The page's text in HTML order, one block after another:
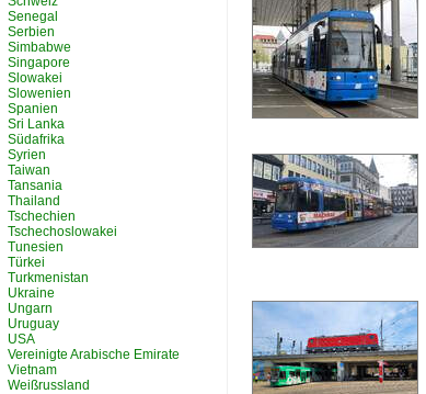
Senegal
Serbien
Simbabwe
Singapore
Slowakei
Slowenien
Spanien
Sri Lanka
Südafrika
Syrien
Taiwan
Tansania
Thailand
Tschechien
Tschechoslowakei
Tunesien
Türkei
Turkmenistan
Ukraine
Ungarn
Uruguay
USA
Vereinigte Arabische Emirate
Vietnam
Weißrussland